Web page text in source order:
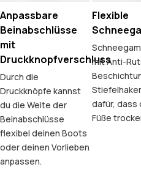
Anpassbare
Beinabschlüsse
mit
Druckknopfverschluss
Durch die
Druckknöpfe kannst
du die Weite der
Beinabschlüsse
flexibel deinen Boots
oder deinen Vorlieben
anpassen.
Flexible
mit Anti-
dafür, dass
Füße